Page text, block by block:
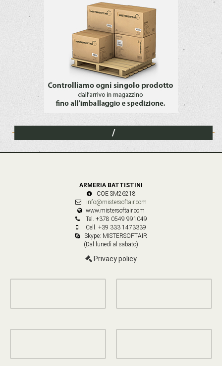
/
ARMERIA BATTISTINI
COE SM26218
info@mistersoftair.com
www.mistersoftair.com
Tel. +378 0549 991049
Cell. +39 333 1473339
Skype: MISTERSOFTAIR
(Dal lunedì al sabato)
Privacy policy